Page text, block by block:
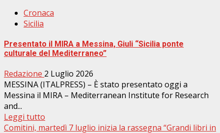
Cronaca
Sicilia
Presentato il MIRA a Messina, Giuli “Sicilia ponte
culturale del Mediterraneo”
Redazione 2 Luglio 2026
MESSINA (ITALPRESS) – È stato presentato oggi a
Messina il MIRA – Mediterranean Institute for Research
and...
Leggi tutto
Comitini, martedì 7 luglio inizia la rassegna “Grandi libri in